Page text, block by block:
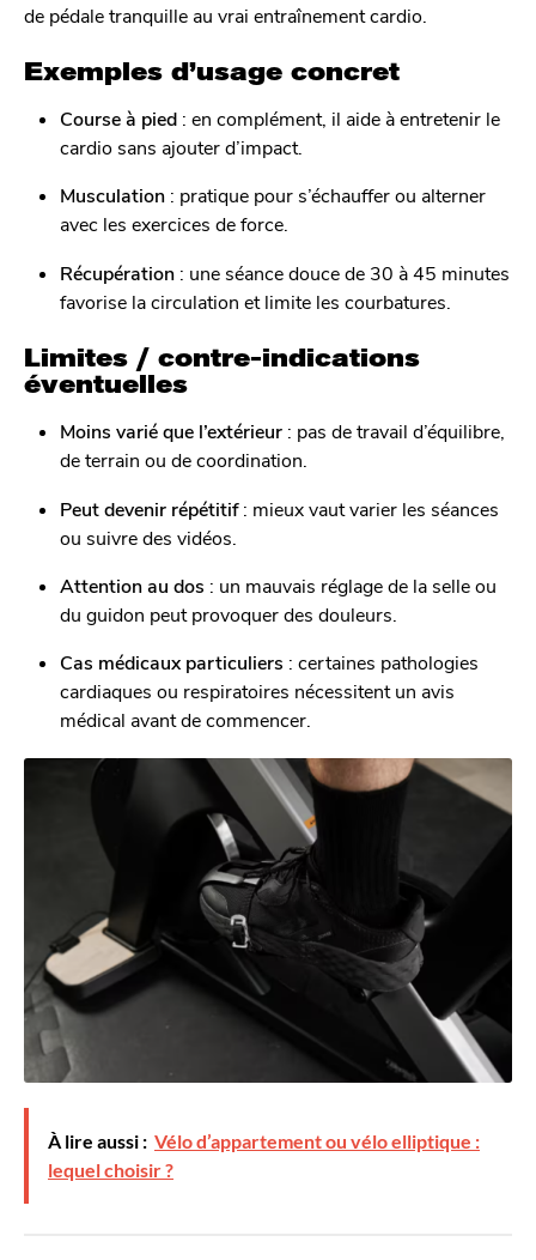
de pédale tranquille au vrai entraînement cardio.
Exemples d’usage concret
Course à pied : en complément, il aide à entretenir le
cardio sans ajouter d’impact.
Musculation : pratique pour s’échauffer ou alterner
avec les exercices de force.
Récupération : une séance douce de 30 à 45 minutes
favorise la circulation et limite les courbatures.
Limites / contre-indications
éventuelles
Moins varié que l’extérieur : pas de travail d’équilibre,
de terrain ou de coordination.
Peut devenir répétitif: mieux vaut varier les séances
ou suivre des vidéos.
Attention au dos : un mauvais réglage de la selle ou
du guidon peut provoquer des douleurs.
Cas médicaux particuliers : certaines pathologies
cardiaques ou respiratoires nécessitent un avis
médical avant de commencer.
À lire aussi : Vélo d’appartement ou vélo elliptique :
lequel choisir ?